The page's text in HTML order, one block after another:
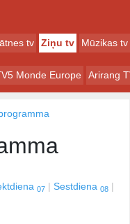
tv Ziņu tv Mūzikas tv
Monde Europe Arirang
07 Sestdiena 08